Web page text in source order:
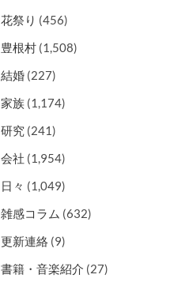
花祭り (456)
豊根村 (1,508)
結婚 (227)
家族 (1,174)
研究 (241)
会社 (1,954)
日々 (1,049)
雑感コラム (632)
更新連絡 (9)
書籍・音楽紹介 (27)